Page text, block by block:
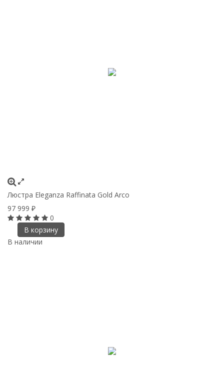
Люстра Eleganza Raffinata Gold Arco
97 999 ₽
0
В корзину
В наличии